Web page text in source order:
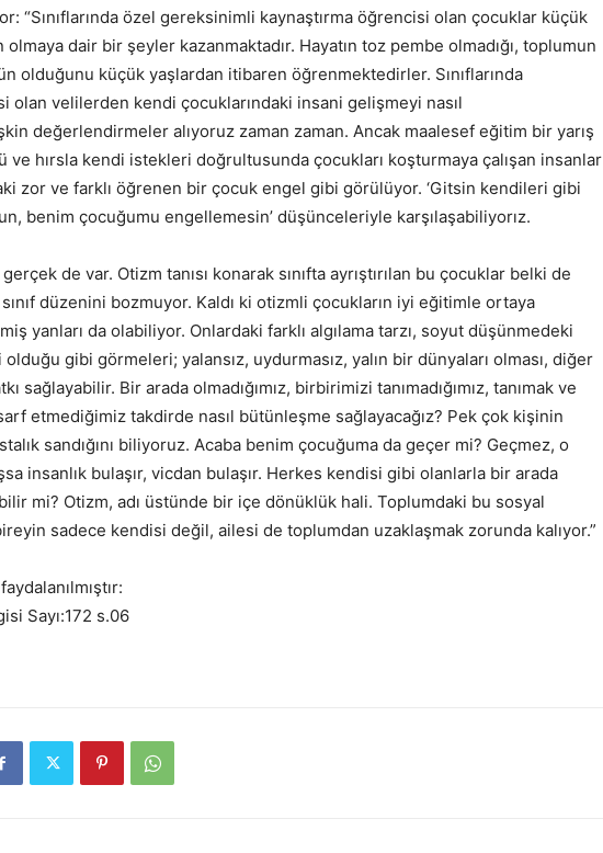
“Sınıflarında özel gereksinimli kaynaştırma öğrencisi olan çocuklar küçük
dair bir şeyler kazanmaktadır. Hayatın toz pembe olmadığı, toplumun
olduğunu küçük yaşlardan itibaren öğrenmektedirler. Sınıflarında
olan velilerden kendi çocuklarındaki insani gelişmeyi nasıl
değerlendirmeler alıyoruz zaman zaman. Ancak maalesef eğitim bir yarış
ve hırsla kendi istekleri doğrultusunda çocukları koşturmaya çalışan insanlar
zor ve farklı öğrenen bir çocuk engel gibi görülüyor. ‘Gitsin kendileri gibi
benim çocuğumu engellemesin’ düşünceleriyle karşılaşabiliyorız.
de var. Otizm tanısı konarak sınıfta ayrıştırılan bu çocuklar belki de
düzenini bozmuyor. Kaldı ki otizmli çocukların iyi eğitimle ortaya
yanları da olabiliyor. Onlardaki farklı algılama tarzı, soyut düşünmedeki
gibi görmeleri; yalansız, uydurmasız, yalın bir dünyaları olması, diğer
sağlayabilir. Bir arada olmadığımız, birbirimizi tanımadığımız, tanımak ve
etmediğimiz takdirde nasıl bütünleşme sağlayacağız? Pek çok kişinin
sandığını biliyoruz. Acaba benim çocuğuma da geçer mi? Geçmez, o
insanlık bulaşır, vicdan bulaşır. Herkes kendisi gibi olanlarla bir arada
mi? Otizm, adı üstünde bir içe dönüklük hali. Toplumdaki bu sosyal
sadece kendisi değil, ailesi de toplumdan uzaklaşmak zorunda kalıyor.”
Sayı:172 s.06